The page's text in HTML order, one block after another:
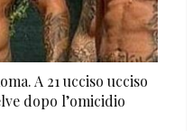
A 21 ucciso ucciso
dopo l’omicidio